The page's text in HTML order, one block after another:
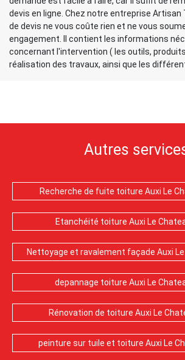
devis en ligne. Chez notre entreprise Artisan
de devis ne vous coûte rien et ne vous
engagement. Il contient les informations
concernant l'intervention ( les outils,
réalisation des travaux, ainsi que les
Autres
Recherche de fuite toiture Auxi Le
Etanchéité toiture Auxi Le
Nettoyage et ravalement façade Auxi
depannage toiture Auxi Le
Rénovation de toiture Auxi Le
peinture sur tuile et toiture Auxi Le